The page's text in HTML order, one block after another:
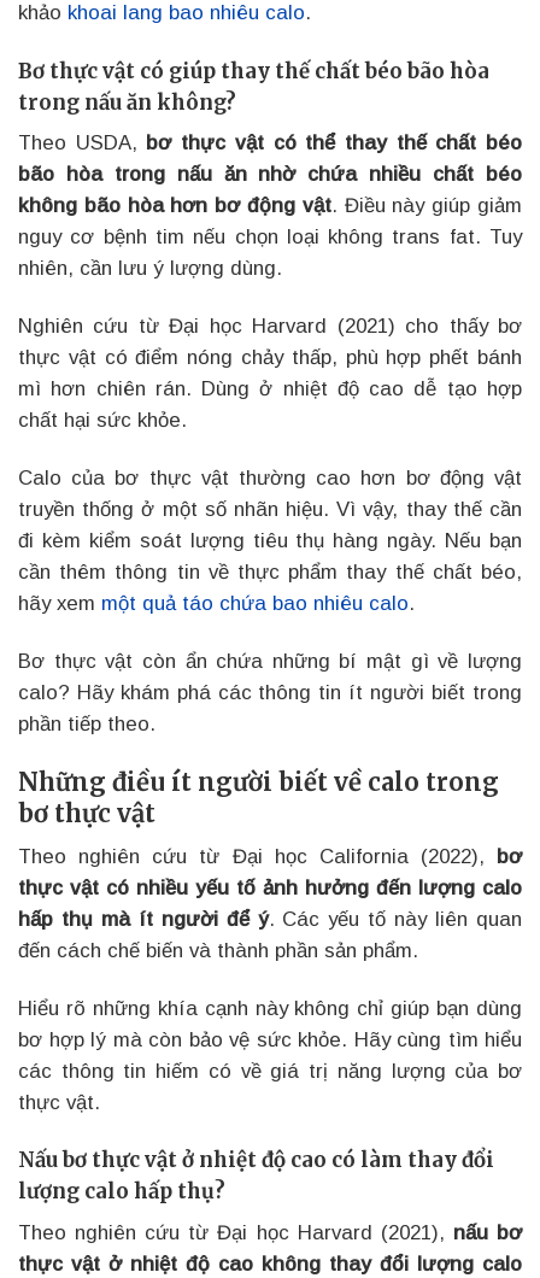
khảo khoai lang bao nhiêu calo.
Bơ thực vật có giúp thay thế chất béo bão hòa
trong nấu ăn không?
Theo USDA, bơ thực vật có thể thay thế chất béo
bão hòa trong nấu ăn nhờ chứa nhiều chất béo
không bão hòa hơn bơ động vật. Điều này giúp giảm
nguy cơ bệnh tim nếu chọn loại không trans fat. Tuy
nhiên, cần lưu ý lượng dùng.
Nghiên cứu từ Đại học Harvard (2021) cho thấy bơ
thực vật có điểm nóng chảy thấp, phù hợp phết bánh
mì hơn chiên rán. Dùng ở nhiệt độ cao dễ tạo hợp
chất hại sức khỏe.
Calo của bơ thực vật thường cao hơn bơ động vật
truyền thống ở một số nhãn hiệu. Vì vậy, thay thế cần
đi kèm kiểm soát lượng tiêu thụ hàng ngày. Nếu bạn
cần thêm thông tin về thực phẩm thay thế chất béo,
hãy xem một quả táo chứa bao nhiêu calo.
Bơ thực vật còn ẩn chứa những bí mật gì về lượng
calo? Hãy khám phá các thông tin ít người biết trong
phần tiếp theo.
Những điều ít người biết về calo trong
bơ thực vật
Theo nghiên cứu từ Đại học California (2022), bơ
thực vật có nhiều yếu tố ảnh hưởng đến lượng calo
hấp thụ mà ít người để ý. Các yếu tố này liên quan
đến cách chế biến và thành phần sản phẩm.
Hiểu rõ những khía cạnh này không chỉ giúp bạn dùng
bơ hợp lý mà còn bảo vệ sức khỏe. Hãy cùng tìm hiểu
các thông tin hiếm có về giá trị năng lượng của bơ
thực vật.
Nấu bơ thực vật ở nhiệt độ cao có làm thay đổi
lượng calo hấp thụ?
Theo nghiên cứu từ Đại học Harvard (2021), nấu bơ
thực vật ở nhiệt độ cao không thay đổi lượng calo